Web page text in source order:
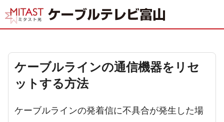
ケーブルラインの通信機器をリセ
ットする方法
ケーブルラインの発着信に不具合が発生した場